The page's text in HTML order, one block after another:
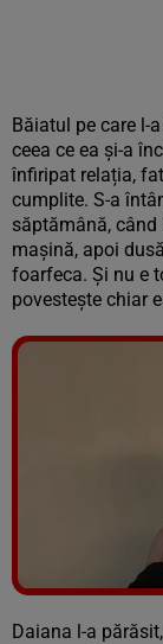
Băiatul pe care l-
ceea ce ea și-a
înfiripat relația,
cumplite. S-a
săptămână,
mașină, apoi
foarfeca. Și nu e
povestește chiar
Daiana l-a